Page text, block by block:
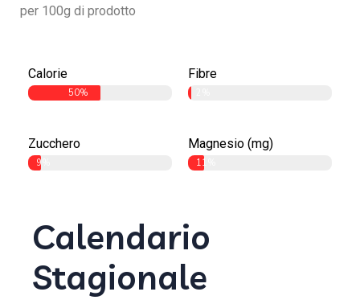
per 100g di prodotto
Calorie
50%
Fibre
Zucchero
9%
Magnesio (mg)
11%
Calendario
Stagionale